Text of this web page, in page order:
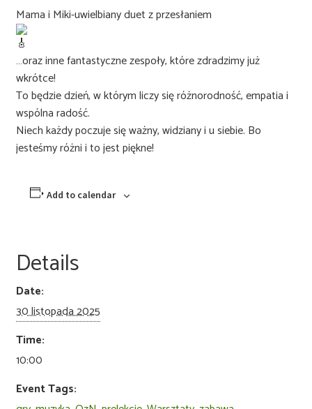
Mama i Miki-uwielbiany duet z przesłaniem
…oraz inne fantastyczne zespoły, które zdradzimy już
wkrótce!
To będzie dzień, w którym liczy się różnorodność, empatia i
wspólna radość.
Niech każdy poczuje się ważny, widziany i u siebie. Bo
jesteśmy różni i to jest piękne!
Add to calendar
Details
Date:
30 listopada 2025
Time:
10:00
Event Tags: